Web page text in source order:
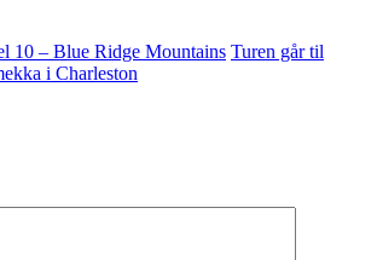
10 – Blue Ridge Mountains Turen går til
i Charleston